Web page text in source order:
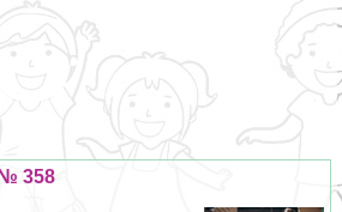
358